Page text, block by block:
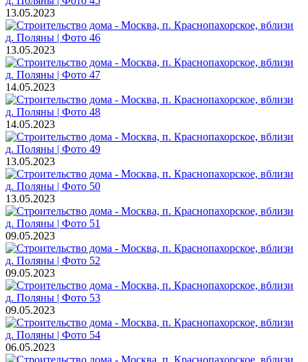
13.05.2023
13.05.2023
14.05.2023
14.05.2023
13.05.2023
13.05.2023
09.05.2023
09.05.2023
09.05.2023
06.05.2023